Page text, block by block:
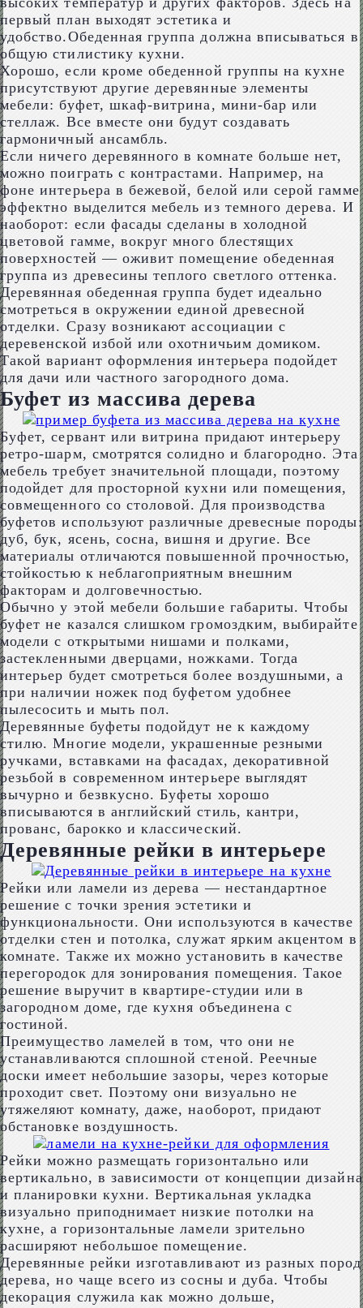
первый план выходят эстетика и
удобство.Обеденная группа должна вписываться в
общую стилистику кухни.
Хорошо, если кроме обеденной группы на кухне
присутствуют другие деревянные элементы
мебели: буфет, шкаф-витрина, мини-бар или
стеллаж. Все вместе они будут создавать
гармоничный ансамбль.
Если ничего деревянного в комнате больше нет,
можно поиграть с контрастами. Например, на
фоне интерьера в бежевой, белой или серой гамме
эффектно выделится мебель из темного дерева. И
наоборот: если фасады сделаны в холодной
цветовой гамме, вокруг много блестящих
поверхностей ― оживит помещение обеденная
группа из древесины теплого светлого оттенка.
Деревянная обеденная группа будет идеально
смотреться в окружении единой древесной
отделки. Сразу возникают ассоциации с
деревенской избой или охотничьим домиком.
Такой вариант оформления интерьера подойдет
для дачи или частного загородного дома.
Буфет из массива дерева
Буфет, сервант или витрина придают интерьеру
ретро-шарм, смотрятся солидно и благородно. Эта
мебель требует значительной площади, поэтому
подойдет для просторной кухни или помещения,
совмещенного со столовой. Для производства
буфетов используют различные древесные породы:
дуб, бук, ясень, сосна, вишня и другие. Все
материалы отличаются повышенной прочностью,
стойкостью к неблагоприятным внешним
факторам и долговечностью.
Обычно у этой мебели большие габариты. Чтобы
буфет не казался слишком громоздким, выбирайте
модели с открытыми нишами и полками,
застекленными дверцами, ножками. Тогда
интерьер будет смотреться более воздушными, а
при наличии ножек под буфетом удобнее
пылесосить и мыть пол.
Деревянные буфеты подойдут не к каждому
стилю. Многие модели, украшенные резными
ручками, вставками на фасадах, декоративной
резьбой в современном интерьере выглядят
вычурно и безвкусно. Буфеты хорошо
вписываются в английский стиль, кантри,
прованс, барокко и классический.
Деревянные рейки в интерьере
Рейки или ламели из дерева ― нестандартное
решение с точки зрения эстетики и
функциональности. Они используются в качестве
отделки стен и потолка, служат ярким акцентом в
комнате. Также их можно установить в качестве
перегородок для зонирования помещения. Такое
решение выручит в квартире-студии или в
загородном доме, где кухня объединена с
гостиной.
Преимущество ламелей в том, что они не
устанавливаются сплошной стеной. Реечные
доски имеет небольшие зазоры, через которые
проходит свет. Поэтому они визуально не
утяжеляют комнату, даже, наоборот, придают
обстановке воздушность.
Рейки можно размещать горизонтально или
вертикально, в зависимости от концепции дизайна
и планировки кухни. Вертикальная укладка
визуально приподнимает низкие потолки на
кухне, а горизонтальные ламели зрительно
расширяют небольшое помещение.
Деревянные рейки изготавливают из разных пород
дерева, но чаще всего из сосны и дуба. Чтобы
декорация служила как можно дольше,